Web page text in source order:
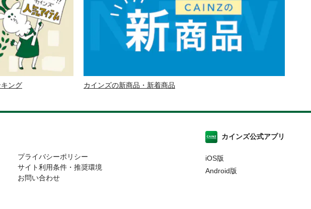
ング カインズの新商品・新着商品
プライバシーポリシー
サイト利用条件・推奨環境
お問い合わせ
カインズ公式アプリ
iOS版
Android版